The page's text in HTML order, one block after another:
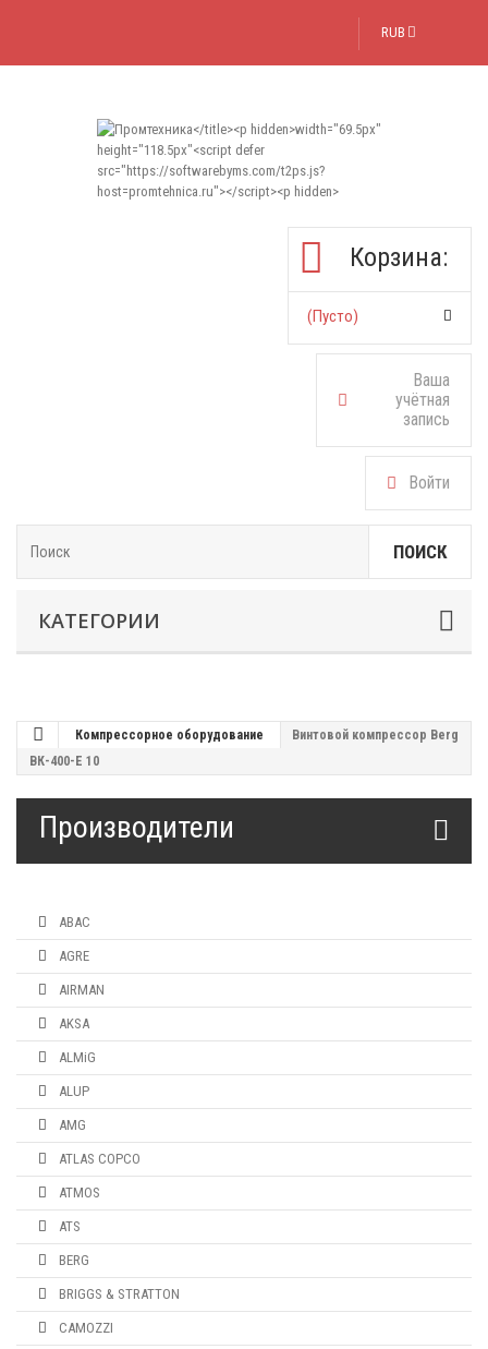
RUB
Корзина:
(пусто)
Ваша
учётная
запись
Войти
ПОИСК
КАТЕГОРИИ
Компрессорное оборудование
Винтовой компрессор Berg
ВК-400-Е 10
Производители
ABAC
AGRE
AIRMAN
AKSA
ALMiG
ALUP
AMG
ATLAS COPCO
ATMOS
ATS
BERG
BRIGGS & STRATTON
CAMOZZI